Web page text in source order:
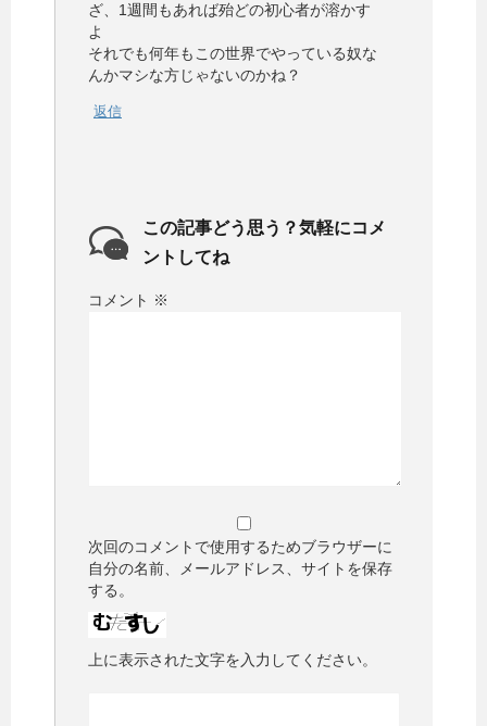
ざ、1週間もあれば殆どの初心者が溶かす
よ
それでも何年もこの世界でやっている奴な
んかマシな方じゃないのかね？
返信
この記事どう思う？気軽にコメ
ントしてね
コメント ※
次回のコメントで使用するためブラウザーに
自分の名前、メールアドレス、サイトを保存
する。
上に表示された文字を入力してください。